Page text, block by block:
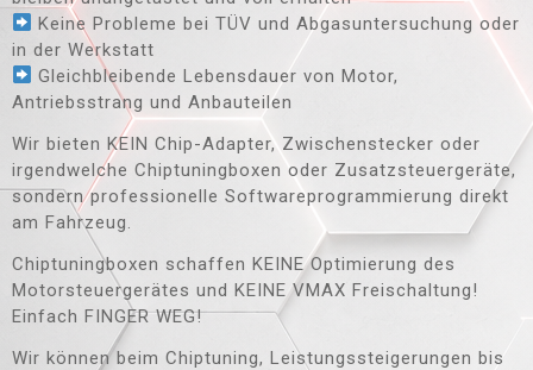
Keine Probleme bei TÜV und Abgasuntersuchung oder
in der Werkstatt
Gleichbleibende Lebensdauer von Motor,
Antriebsstrang und Anbauteilen
Wir bieten KEIN Chip-Adapter, Zwischenstecker oder
irgendwelche Chiptuningboxen oder Zusatzsteuergeräte,
sondern professionelle Softwareprogrammierung direkt
am Fahrzeug.
Chiptuningboxen schaffen KEINE Optimierung des
Motorsteuergerätes und KEINE VMAX Freischaltung!
Einfach FINGER WEG!
Wir können beim Chiptuning, Leistungssteigerungen bis